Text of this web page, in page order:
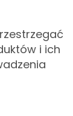
i ich